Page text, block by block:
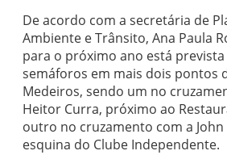
De acordo com a secretária de
Ambiente e Trânsito, Ana Paula
para o próximo ano está
semáforos em mais dois pontos
Medeiros, sendo um no
Heitor Curra, próximo ao
outro no cruzamento com a John
esquina do Clube Independente.